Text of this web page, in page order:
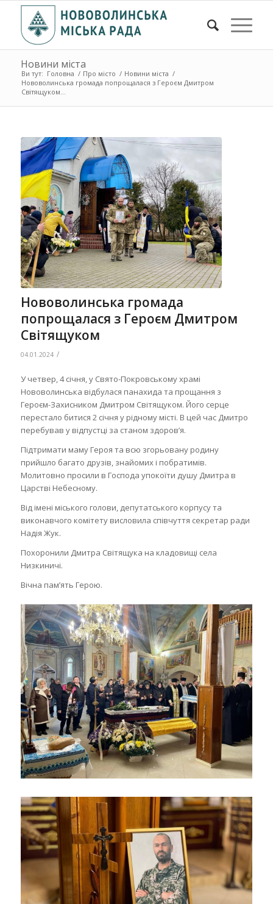
Новини міста
Ви тут: Головна / Про місто / Новини міста /
Нововолинська громада попрощалася з Героєм Дмитром
Світящуком...
Нововолинська громада
попрощалася з Героєм Дмитром
Світящуком
04.01.2024 /
У четвер, 4 січня, у Свято-Покровському храмі
Нововолинська відбулася панахида та прощання з
Героєм-Захисником Дмитром Світящуком. Його серце
перестало битися 2 січня у рідному місті. В цей час Дмитро
перебував у відпустці за станом здоровʼя.
Підтримати маму Героя та всю згорьовану родину
прийшло багато друзів, знайомих і побратимів.
Молитовно просили в Господа упокоїти душу Дмитра в
Царстві Небесному.
Від імені міського голови, депутатського корпусу та
виконавчого комітету висловила співчуття секретар ради
Надія Жук.
Похоронили Дмитра Світящука на кладовищі села
Низкиничі.
Вічна памʼять Герою.